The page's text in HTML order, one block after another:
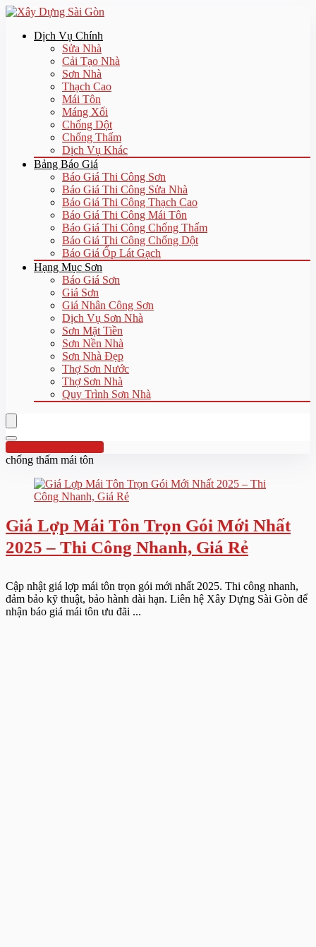
Dịch Vụ Chính
Sửa Nhà
Cải Tạo Nhà
Sơn Nhà
Thạch Cao
Mái Tôn
Máng Xối
Chống Dột
Chống Thấm
Dịch Vụ Khác
Bảng Báo Giá
Báo Giá Thi Công Sơn
Báo Giá Thi Công Sửa Nhà
Báo Giá Thi Công Thạch Cao
Báo Giá Thi Công Mái Tôn
Báo Giá Thi Công Chống Thấm
Báo Giá Thi Công Chống Dột
Báo Giá Ốp Lát Gạch
Hạng Mục Sơn
Báo Giá Sơn
Giá Sơn
Giá Nhân Công Sơn
Dịch Vụ Sơn Nhà
Sơn Mặt Tiền
Sơn Nền Nhà
Sơn Nhà Đẹp
Thợ Sơn Nước
Thợ Sơn Nhà
Quy Trình Sơn Nhà
Hotline:0961 894 472
chống thấm mái tôn
Giá Lợp Mái Tôn Trọn Gói Mới Nhất
2025 – Thi Công Nhanh, Giá Rẻ
Cập nhật giá lợp mái tôn trọn gói mới nhất 2025. Thi công nhanh,
đảm bảo kỹ thuật, bảo hành dài hạn. Liên hệ Xây Dựng Sài Gòn để
nhận báo giá mái tôn ưu đãi ...